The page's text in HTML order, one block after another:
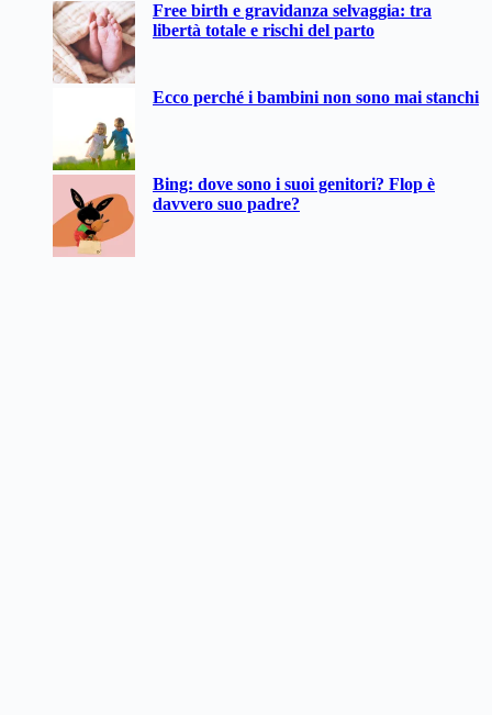
Free birth e gravidanza selvaggia: tra
libertà totale e rischi del parto
Ecco perché i bambini non sono mai stanchi
Bing: dove sono i suoi genitori? Flop è
davvero suo padre?